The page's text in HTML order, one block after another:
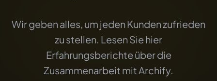
Wir geben alles, um jeden Kunden zufrieden
zu stellen. Lesen Sie hier
Erfahrungsberichte über die
Zusammenarbeit mit Archify.